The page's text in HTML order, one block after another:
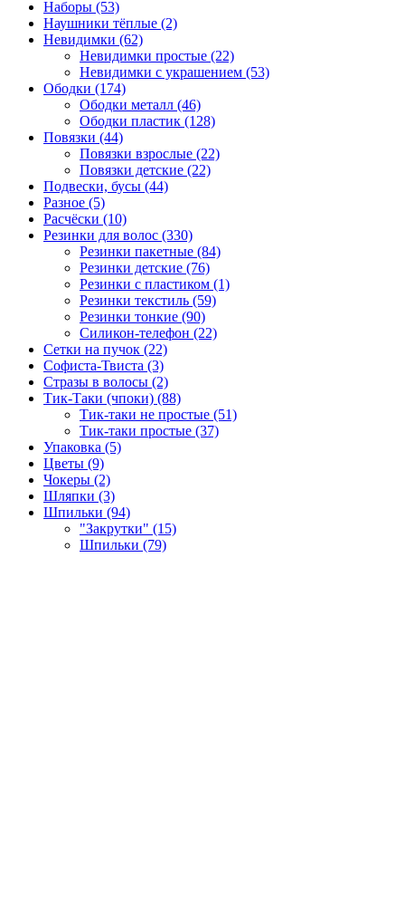
Наборы (53)
Наушники тёплые (2)
Невидимки (62)
Невидимки простые (22)
Невидимки с украшением (53)
Ободки (174)
Ободки металл (46)
Ободки пластик (128)
Повязки (44)
Повязки взрослые (22)
Повязки детские (22)
Подвески, бусы (44)
Разное (5)
Расчёски (10)
Резинки для волос (330)
Резинки пакетные (84)
Резинки детские (76)
Резинки с пластиком (1)
Резинки текстиль (59)
Резинки тонкие (90)
Силикон-телефон (22)
Сетки на пучок (22)
Софиста-Твиста (3)
Стразы в волосы (2)
Тик-Таки (чпоки) (88)
Тик-таки не простые (51)
Тик-таки простые (37)
Упаковка (5)
Цветы (9)
Чокеры (2)
Шляпки (3)
Шпильки (94)
"Закрутки" (15)
Шпильки (79)